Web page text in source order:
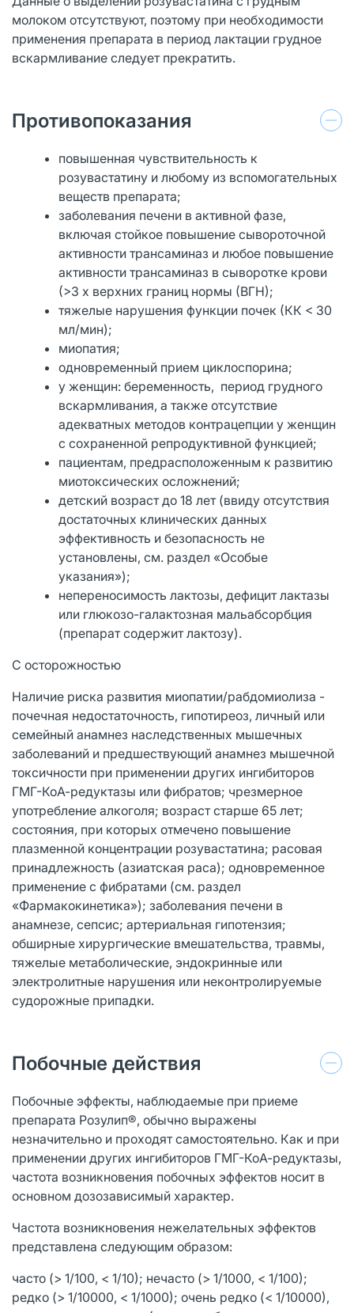
молоком отсутствуют, поэтому при необходимости
применения препарата в период лактации грудное
вскармливание следует прекратить.
Противопоказания
повышенная чувствительность к
розувастатину и любому из вспомогательных
веществ препарата;
заболевания печени в активной фазе,
включая стойкое повышение сывороточной
активности трансаминаз и любое повышение
активности трансаминаз в сыворотке крови
(>3 х верхних границ нормы (ВГН);
тяжелые нарушения функции почек (КК < 30
мл/мин);
миопатия;
одновременный прием циклоспорина;
у женщин: беременность, период грудного
вскармливания, а также отсутствие
адекватных методов контрацепции у женщин
с сохраненной репродуктивной функцией;
пациентам, предрасположенным к развитию
миотоксических осложнений;
детский возраст до 18 лет (ввиду отсутствия
достаточных клинических данных
эффективность и безопасность не
установлены, см. раздел «Особые
указания»);
непереносимость лактозы, дефицит лактазы
или глюкозо-галактозная мальабсорбция
(препарат содержит лактозу).
С осторожностью
Наличие риска развития миопатии/рабдомиолиза -
почечная недостаточность, гипотиреоз, личный или
семейный анамнез наследственных мышечных
заболеваний и предшествующий анамнез мышечной
токсичности при применении других ингибиторов
ГМГ-КоА-редуктазы или фибратов; чрезмерное
употребление алкоголя; возраст старше 65 лет;
состояния, при которых отмечено повышение
плазменной концентрации розувастатина; расовая
принадлежность (азиатская раса); одновременное
применение с фибратами (см. раздел
«Фармакокинетика»); заболевания печени в
анамнезе, сепсис; артериальная гипотензия;
обширные хирургические вмешательства, травмы,
тяжелые метаболические, эндокринные или
электролитные нарушения или неконтролируемые
судорожные припадки.
Побочные действия
Побочные эффекты, наблюдаемые при приеме
препарата Розулип®, обычно выражены
незначительно и проходят самостоятельно. Как и при
применении других ингибиторов ГМГ-КоА-редуктазы,
частота возникновения побочных эффектов носит в
основном дозозависимый характер.
Частота возникновения нежелательных эффектов
представлена следующим образом:
часто (> 1/100, < 1/10); нечасто (> 1/1000, < 1/100);
редко (> 1/10000, < 1/1000); очень редко (< 1/10000),